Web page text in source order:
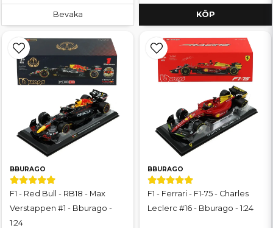
Bevaka KÖP
BBURAGO
F1 - Red Bull - RB18 - Max
Verstappen #1 - Bburago -
1:24
BBURAGO
F1 - Ferrari - F1-75 - Charles
Leclerc #16 - Bburago - 1:24